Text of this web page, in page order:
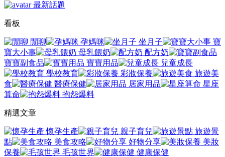
最新話題
看板
閒聊 孕媽咪 坐月子
寶
寶大小事
母乳餵奶
配方奶
寶寶副食品
寶寶用品
兒童成長
學校教育
彩妝保養
旅遊美
食
醫療保健 居家用品
星座
算命
抱怨爆料
精選文章
懷孕生產 親子育兒
旅遊景
點
美食攻略 好物分享
美妝
保養
毛孩世界 健康保健